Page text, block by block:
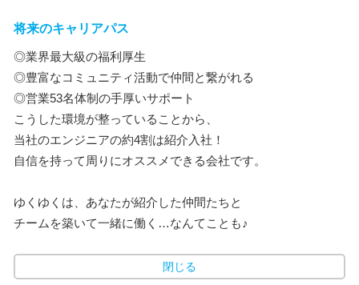
将来のキャリアパス
◎業界最大級の福利厚生
◎豊富なコミュニティ活動で仲間と繋がれる
◎営業53名体制の手厚いサポート
こうした環境が整っていることから、
当社のエンジニアの約4割は紹介入社！
自信を持って周りにオススメできる会社です。
ゆくゆくは、あなたが紹介した仲間たちと
チームを築いて一緒に働く…なんてことも♪
閉じる